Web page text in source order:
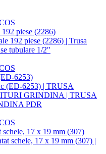
piese (2286)
6253)
17 x 19 mm (307)